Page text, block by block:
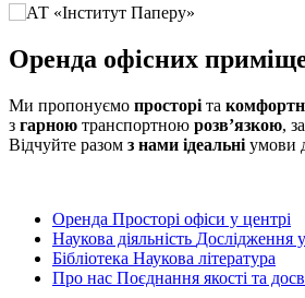
Оренда офісних
Ми пропонуємо просторі та
з гарною транспортною розв’язкою,
Відчуйте разом з нами ідеальні умови
Оренда Просторі офіси у центрі
Наукова діяльність Дослідження
Бібліотека Наукова література
Про нас Поєднання якості та